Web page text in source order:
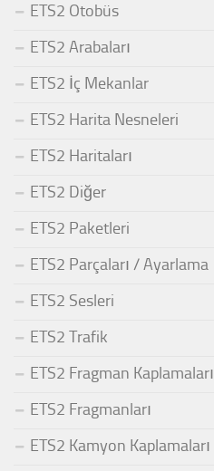
ETS2 Otobüs
ETS2 Arabaları
ETS2 İç Mekanlar
ETS2 Harita Nesneleri
ETS2 Haritaları
ETS2 Diğer
ETS2 Paketleri
ETS2 Parçaları / Ayarlama
ETS2 Sesleri
ETS2 Trafik
ETS2 Fragman Kaplamaları
ETS2 Fragmanları
ETS2 Kamyon Kaplamaları